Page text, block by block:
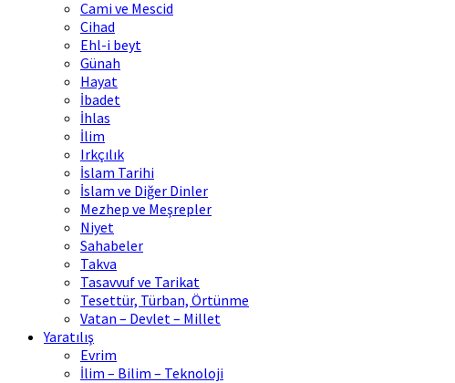
Cami ve Mescid
Cihad
Ehl-i beyt
Günah
Hayat
İbadet
İhlas
İlim
Irkçılık
İslam Tarihi
İslam ve Diğer Dinler
Mezhep ve Meşrepler
Niyet
Sahabeler
Takva
Tasavvuf ve Tarikat
Tesettür, Türban, Örtünme
Vatan – Devlet – Millet
Yaratılış
Evrim
İlim – Bilim – Teknoloji